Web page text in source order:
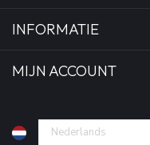
INFORMATIE
MIJN ACCOUNT